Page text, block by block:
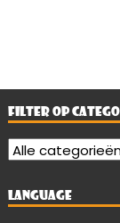
FILTER OP
LANGUAGE